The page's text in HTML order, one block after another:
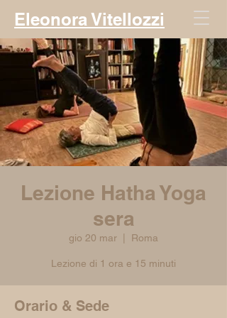
Eleonora Vitellozzi
Lezione Hatha Yoga
sera
gio 20 mar Roma
Lezione di 1 ora e 15 minuti
Orario & Sede